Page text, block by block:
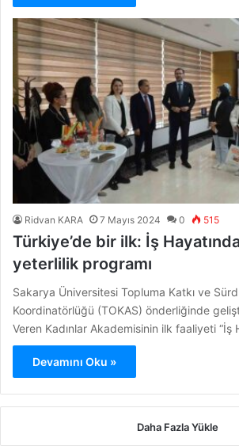
Ridvan KARA 7 Mayıs 2024 0 515
Türkiye’de bir ilk: İş
yeterlilik programı
Sakarya Üniversitesi Topluma Katkı ve
Koordinatörlüğü (TOKAS) önderliğinde
Veren Kadınlar Akademisinin ilk faaliyeti “İş
Devamını Oku »
Daha Fazla Yükle